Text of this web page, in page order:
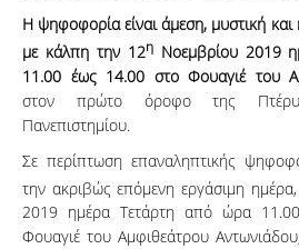
Η ψηφοφορία είναι άμεση, μυστική και
με κάλπη την 12ηΝοεμβρίου 2019
11.00 έως 14.00 στο Φουαγιέ του
στον πρώτο όροφο της
Πανεπιστημίου.
Σε περίπτωση επαναληπτικής
την ακριβώς επόμενη εργάσιμη
2019 ημέρα Τετάρτη από ώρα
Φουαγιέ του Αμφιθεάτρου